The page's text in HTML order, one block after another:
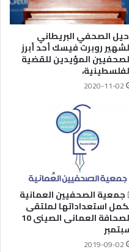
الصحفي البريطاني
روبرت فيسك أحد أبرز
المؤيدين للقضية
2020-11-02
 جمعية الصحفيين العمانية
استعداداتها لملتقى
الصحافة العمانى الصينى 10
2019-09-02